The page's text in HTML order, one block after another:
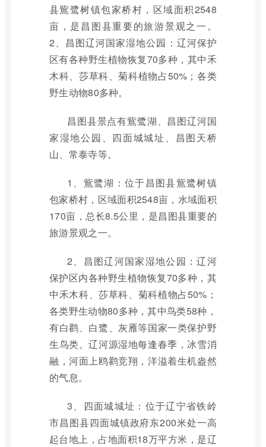
县鴜鹭树镇包家桥村，区域面积2548
亩，是昌图县重要的旅游景观之一。
2、昌图辽河国家湿地公园：辽河保护
区有各种野生植物恢复70多种，其中禾
木科、莎草科、菊科植物占50%；各类
野生动物80多种。
昌图县景点有鴜鹭湖、昌图辽河国
家湿地公园、四面城城址、昌图天桥
山、常泰寺等。
1、鴜鹭湖：位于昌图县鴜鹭树镇
包家桥村，区域面积2548亩，水域面积
170亩，总长8.5公里，是昌图县重要的
旅游景观之一。
2、昌图辽河国家湿地公园：辽河
保护区内各种野生植物恢复70多种，其
中禾木科、莎草科、菊科植物占50%；
各类野生动物80多种，其中鸟类58种，
有白鹳、白鹭、灰雁等国家一类保护野
生鸟类。辽河源湿地每逢春季，冰雪消
融，河面上鸥鹳竞翔，洋溢着生机盎然
的气息。
3、四面城城址：位于辽宁省铁岭
市昌图县四面城镇政府东200米处一高
起台地上，占地面积18万平方米，是辽